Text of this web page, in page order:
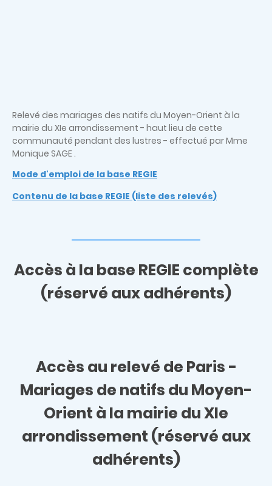
Relevé des mariages des natifs du Moyen-Orient à la
mairie du XIe arrondissement - haut lieu de cette
communauté pendant des lustres - effectué par Mme
Monique SAGE .
Mode d'emploi de la base REGIE
Contenu de la base REGIE (liste des relevés)
Accès à la base REGIE complète
(réservé aux adhérents)
Accès au relevé de Paris -
Mariages de natifs du Moyen-
Orient à la mairie du XIe
arrondissement (réservé aux
adhérents)